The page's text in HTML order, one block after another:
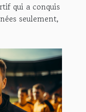
qui a conquis
seulement,